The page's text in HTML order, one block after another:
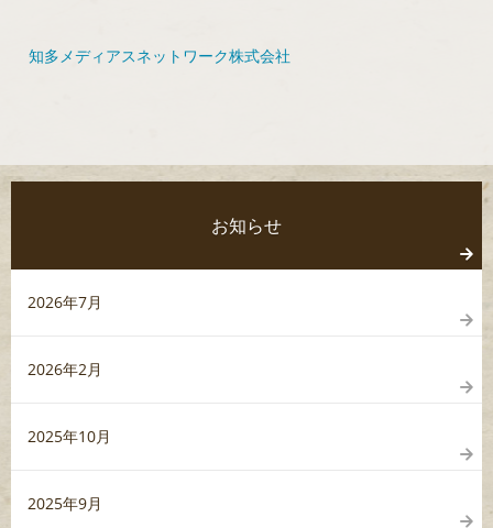
知多メディアスネットワーク株式会社
お知らせ
2026年7月
2026年2月
2025年10月
2025年9月